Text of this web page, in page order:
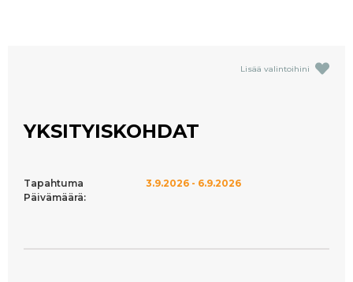
Lisää valintoihini
YKSITYISKOHDAT
Tapahtuma
Päivämäärä:
3.9.2026 - 6.9.2026